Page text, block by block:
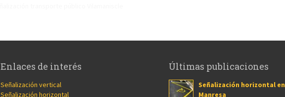
Enlaces de interés
Señalización vertical
Señalización horizontal
Últimas publicaciones
Señalización horizontal en
Manresa